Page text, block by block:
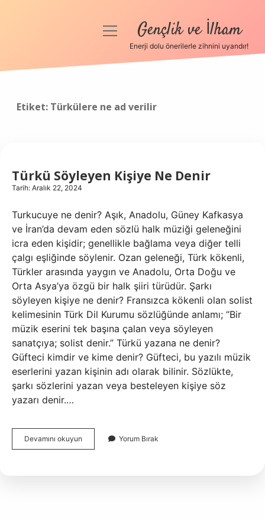
Anasayfa
menüyüGençlik ve İlham
Enerji dolu önerilerle zihnini uyandır!
Etiket: Türkülere ne ad verilir
Türkü Söyleyen Kişiye Ne Denir
Tarih: Aralık 22, 2024
Turkucuye ne denir? Aşık, Anadolu, Güney Kafkasya
ve İran’da devam eden sözlü halk müziği geleneğini
icra eden kişidir; genellikle bağlama veya diğer telli
çalgı eşliğinde söylenir. Ozan geleneği, Türk kökenli,
Türkler arasında yaygın ve Anadolu, Orta Doğu ve
Orta Asya’ya özgü bir halk şiiri türüdür. Şarkı
söyleyen kişiye ne denir? Fransızca kökenli olan solist
kelimesinin Türk Dil Kurumu sözlüğünde anlamı; “Bir
müzik eserini tek başına çalan veya söyleyen
sanatçıya; solist denir.” Türkü yazana ne denir?
Güfteci kimdir ve kime denir? Güfteci, bu yazılı müzik
eserlerini yazan kişinin adı olarak bilinir. Sözlükte,
şarkı sözlerini yazan veya besteleyen kişiye söz
yazarı denir.…
Devamını okuyun
Söyleyen
Yorum Bırak